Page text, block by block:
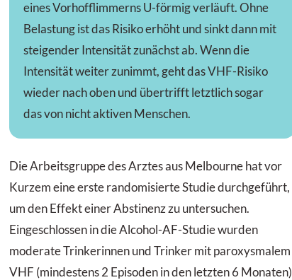
eines Vorhofflimmerns U-förmig verläuft. Ohne
Belastung ist das Risiko erhöht und sinkt dann mit
steigender Intensität zunächst ab. Wenn die
Intensität weiter zunimmt, geht das VHF-Risiko
wieder nach oben und übertrifft letztlich sogar
das von nicht aktiven Menschen.
Die Arbeitsgruppe des Arztes aus Melbourne hat vor
Kurzem eine erste randomisierte Studie durchgeführt,
um den Effekt einer Abstinenz zu untersuchen.
Eingeschlossen in die Alcohol-AF-Studie wurden
moderate Trinkerinnen und Trinker mit paroxysmalem
VHF (mindestens 2 Episoden in den letzten 6 Monaten)